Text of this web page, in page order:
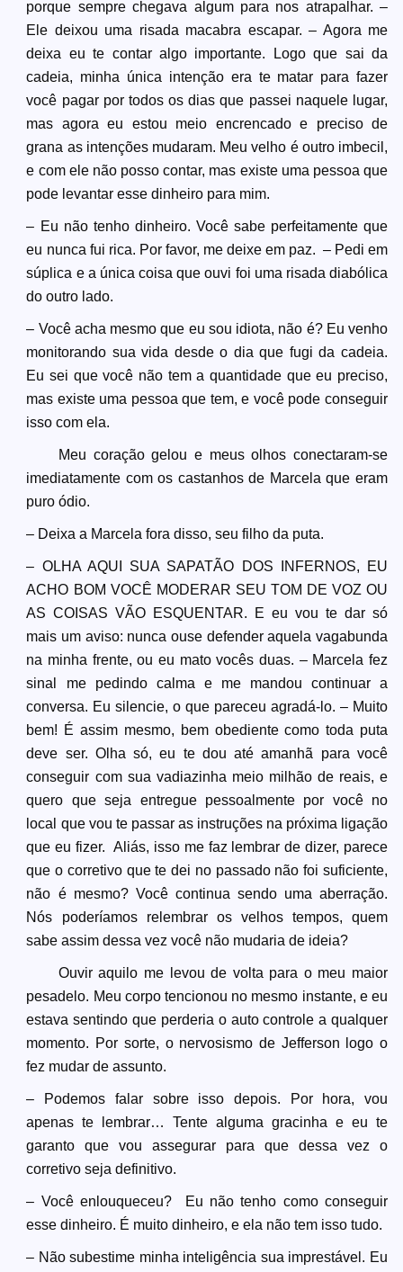
porque sempre chegava algum para nos atrapalhar. –
Ele deixou uma risada macabra escapar. – Agora me
deixa eu te contar algo importante. Logo que sai da
cadeia, minha única intenção era te matar para fazer
você pagar por todos os dias que passei naquele lugar,
mas agora eu estou meio encrencado e preciso de
grana as intenções mudaram. Meu velho é outro imbecil,
e com ele não posso contar, mas existe uma pessoa que
pode levantar esse dinheiro para mim.
– Eu não tenho dinheiro. Você sabe perfeitamente que
eu nunca fui rica. Por favor, me deixe em paz. – Pedi em
súplica e a única coisa que ouvi foi uma risada diabólica
do outro lado.
– Você acha mesmo que eu sou idiota, não é? Eu venho
monitorando sua vida desde o dia que fugi da cadeia.
Eu sei que você não tem a quantidade que eu preciso,
mas existe uma pessoa que tem, e você pode conseguir
isso com ela.
Meu coração gelou e meus olhos conectaram-se
imediatamente com os castanhos de Marcela que eram
puro ódio.
– Deixa a Marcela fora disso, seu filho da puta.
– OLHA AQUI SUA SAPATÃO DOS INFERNOS, EU
ACHO BOM VOCÊ MODERAR SEU TOM DE VOZ OU
AS COISAS VÃO ESQUENTAR. E eu vou te dar só
mais um aviso: nunca ouse defender aquela vagabunda
na minha frente, ou eu mato vocês duas. – Marcela fez
sinal me pedindo calma e me mandou continuar a
conversa. Eu silencie, o que pareceu agradá-lo. – Muito
bem! É assim mesmo, bem obediente como toda puta
deve ser. Olha só, eu te dou até amanhã para você
conseguir com sua vadiazinha meio milhão de reais, e
quero que seja entregue pessoalmente por você no
local que vou te passar as instruções na próxima ligação
que eu fizer. Aliás, isso me faz lembrar de dizer, parece
que o corretivo que te dei no passado não foi suficiente,
não é mesmo? Você continua sendo uma aberração.
Nós poderíamos relembrar os velhos tempos, quem
sabe assim dessa vez você não mudaria de ideia?
Ouvir aquilo me levou de volta para o meu maior
pesadelo. Meu corpo tencionou no mesmo instante, e eu
estava sentindo que perderia o auto controle a qualquer
momento. Por sorte, o nervosismo de Jefferson logo o
fez mudar de assunto.
– Podemos falar sobre isso depois. Por hora, vou
apenas te lembrar… Tente alguma gracinha e eu te
garanto que vou assegurar para que dessa vez o
corretivo seja definitivo.
– Você enlouqueceu? Eu não tenho como conseguir
esse dinheiro. É muito dinheiro, e ela não tem isso tudo.
– Não subestime minha inteligência sua imprestável. Eu